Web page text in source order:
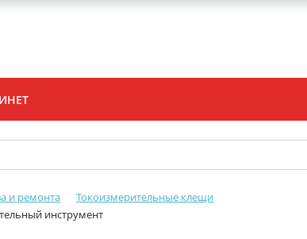
и ремонта
Токоизмерительные клещи
инструмент